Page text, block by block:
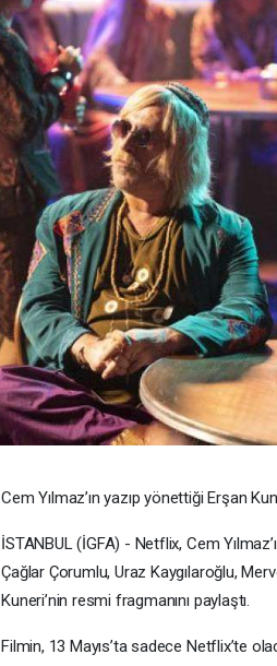
Cem Yılmaz’ın yazıp yönettiği Erşan
İSTANBUL (İGFA) - Netflix, Cem
Çağlar Çorumlu, Uraz Kaygılaroğlu,
Kuneri’nin resmi fragmanını paylaştı.
Filmin, 13 Mayıs’ta sadece Netflix’te